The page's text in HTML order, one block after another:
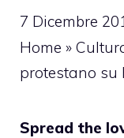
7 Dicembre
Home »
protestano su
Spread the